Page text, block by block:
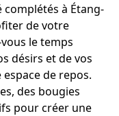
à Étang-
de votre
le temps
désirs et de vos
de repos.
des bougies
pour créer une